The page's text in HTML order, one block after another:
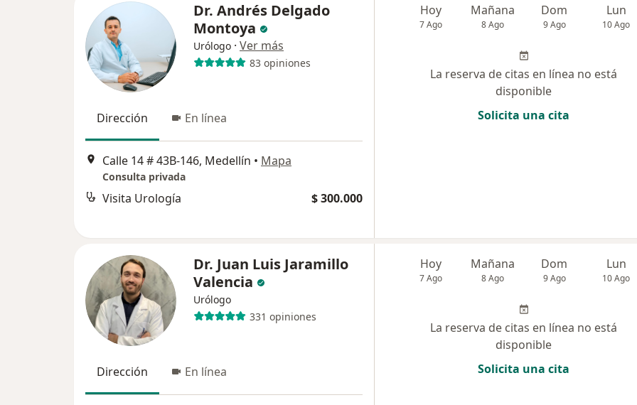
Dr. Andrés Delgado
Montoya
Urólogo · Ver más
83 opiniones
Dirección En línea
Calle 14 # 43B-146, Medellín • Mapa
Consulta privada
Visita Urología $ 300.000
Hoy
7 Ago
Mañana
8 Ago
Dom
9 Ago
Lun
10 Ago
La reserva de citas en línea no está
disponible
Solicita una cita
Dr. Juan Luis Jaramillo
Valencia
Urólogo
331 opiniones
Dirección En línea
Hoy
7 Ago
Mañana
8 Ago
Dom
9 Ago
Lun
10 Ago
La reserva de citas en línea no está
disponible
Solicita una cita